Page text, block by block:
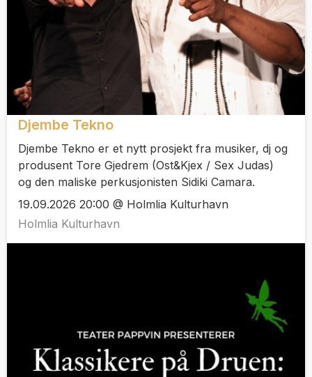
Djembe Tekno
Djembe Tekno er et nytt prosjekt fra musiker, dj og
produsent Tore Gjedrem (Ost&Kjex / Sex Judas)
og den maliske perkusjonisten Sidiki Camara.
19.09.2026 20:00 @ Holmlia Kulturhavn
Holmlia Kulturhavn